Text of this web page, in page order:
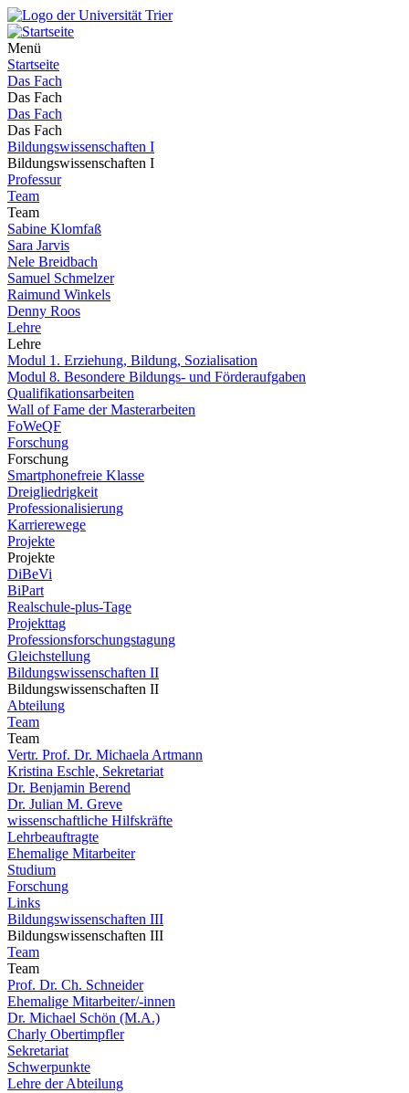
Menü
Startseite
Das Fach
Das Fach
Das Fach
Das Fach
Bildungswissenschaften I
Bildungswissenschaften I
Professur
Team
Team
Sabine Klomfaß
Sara Jarvis
Nele Breidbach
Samuel Schmelzer
Raimund Winkels
Denny Roos
Lehre
Lehre
Modul 1. Erziehung, Bildung, Sozialisation
Modul 8. Besondere Bildungs- und Förderaufgaben
Qualifikationsarbeiten
Wall of Fame der Masterarbeiten
FoWeQF
Forschung
Forschung
Smartphonefreie Klasse
Dreigliedrigkeit
Professionalisierung
Karrierewege
Projekte
Projekte
DiBeVi
BiPart
Realschule-plus-Tage
Projekttag
Professionsforschungstagung
Gleichstellung
Bildungswissenschaften II
Bildungswissenschaften II
Abteilung
Team
Team
Vertr. Prof. Dr. Michaela Artmann
Kristina Eschle, Sekretariat
Dr. Benjamin Berend
Dr. Julian M. Greve
wissenschaftliche Hilfskräfte
Lehrbeauftragte
Ehemalige Mitarbeiter
Studium
Forschung
Links
Bildungswissenschaften III
Bildungswissenschaften III
Team
Team
Prof. Dr. Ch. Schneider
Ehemalige Mitarbeiter/-innen
Dr. Michael Schön (M.A.)
Charly Obertimpfler
Sekretariat
Schwerpunkte
Lehre der Abteilung